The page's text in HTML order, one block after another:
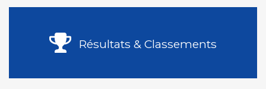
Résultats & Classements